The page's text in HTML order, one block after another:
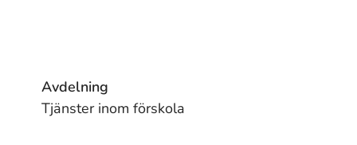
Avdelning
Tjänster inom förskola